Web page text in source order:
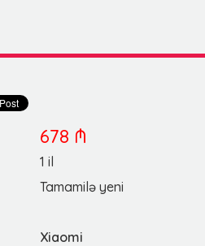
678 ₼
1 il
Tamamilə yeni
Xiaomi